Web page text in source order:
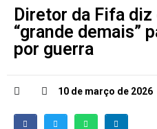
Diretor da Fifa diz
“grande demais”
por guerra
10 de março de 2026